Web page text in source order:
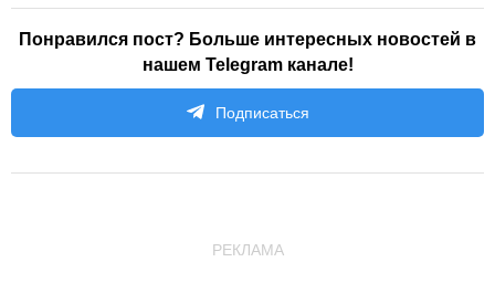
Понравился пост? Больше интересных новостей в
нашем Telegram канале!
Подписаться
РЕКЛАМА